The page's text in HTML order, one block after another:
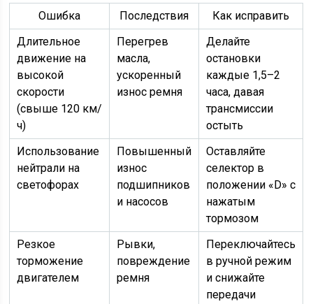
Ошибка Последствия
Как исправить
Длительное
движение на
высокой
скорости
(свыше 120 км/
ч)
Перегрев
масла,
ускоренный
износ ремня
Делайте
остановки
каждые 1,5–2
часа, давая
трансмиссии
остыть
Использование
нейтрали на
светофорах
Повышенный
износ
подшипников
и насосов
Оставляйте
селектор в
положении «D» с
нажатым
тормозом
Резкое
торможение
двигателем
Рывки,
повреждение
ремня
Переключайтесь
в ручной режим
и снижайте
передачи